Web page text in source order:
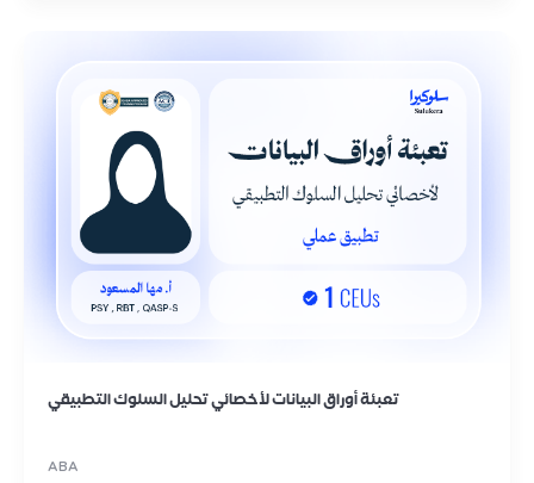
تعبئة أوراق البيانات لأخصائي تحليل السلوك التطبيقي
ABA